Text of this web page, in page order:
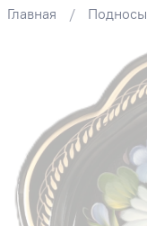
Главная Подносы